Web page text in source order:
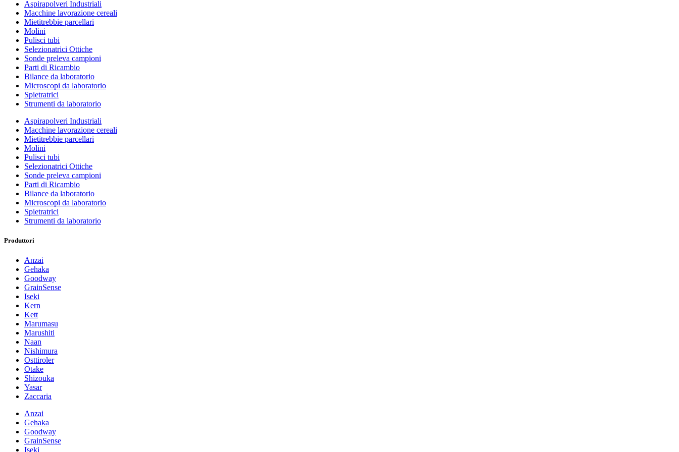
Aspirapolveri Industriali
Macchine lavorazione cereali
Mietitrebbie parcellari
Molini
Pulisci tubi
Selezionatrici Ottiche
Sonde preleva campioni
Parti di Ricambio
Bilance da laboratorio
Microscopi da laboratorio
Spietratrici
Strumenti da laboratorio
Aspirapolveri Industriali
Macchine lavorazione cereali
Mietitrebbie parcellari
Molini
Pulisci tubi
Selezionatrici Ottiche
Sonde preleva campioni
Parti di Ricambio
Bilance da laboratorio
Microscopi da laboratorio
Spietratrici
Strumenti da laboratorio
Produttori
Anzai
Gehaka
Goodway
GrainSense
Iseki
Kern
Kett
Marumasu
Marushiti
Naan
Nishimura
Osttiroler
Otake
Shizouka
Yasar
Zaccaria
Anzai
Gehaka
Goodway
GrainSense
Iseki